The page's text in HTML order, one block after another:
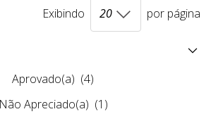
Exibindo por página
Aprovado(a) (4)
Não Apreciado(a) (1)